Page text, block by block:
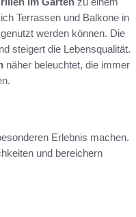
Terrassen und Balkone in
werden können. Die
steigert die Lebensqualität.
näher beleuchtet, die immer
Erlebnis machen.
und bereichern